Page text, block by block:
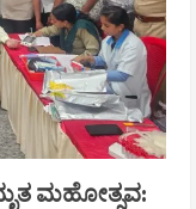
ಮಹೋತ್ಸವ: